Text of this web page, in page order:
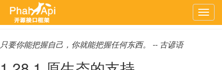
上一章文档首页
只要你能把握自己，你就能把握任何东西。 -- 古谚语